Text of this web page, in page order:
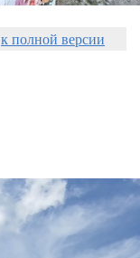
к полной версии